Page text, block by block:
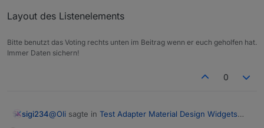
der Text zu lang ist?
Layout des Listenelements
Bitte benutzt das Voting rechts unten im Beitrag wenn er euch geholfen hat.
Immer Daten sichern!
0
sigi234@Oli sagte in Test Adapter Material Design Widgets